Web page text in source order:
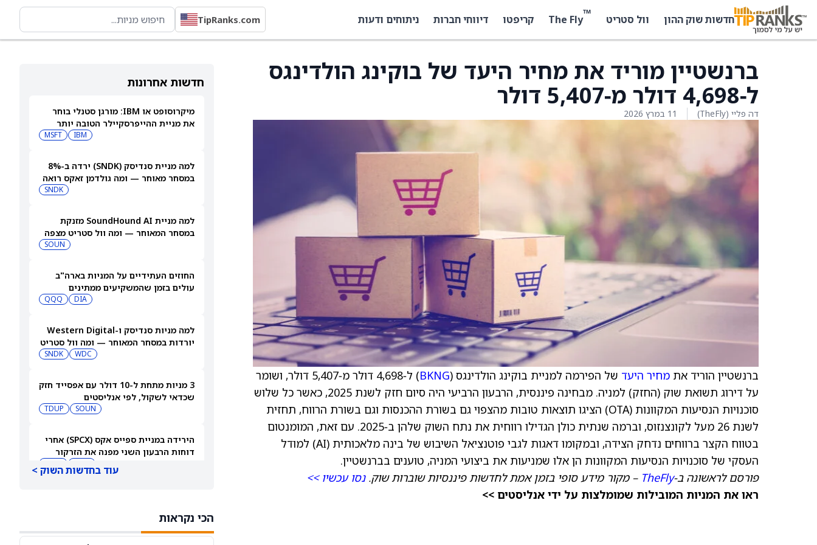
חדשות שוק ההון וול סטריט ™
The Fly קריפטו דיווחי חברות ניתוחים ודעות TipRanks.com
חדשות אחרונות
מיקרוסופט או IBM: מורגן סטנלי בוחר
את מניית ההייפרסקיילר הטובה יותר
IBM
MSFT
למה מניית סנדיסק (SNDK) ירדה ב-8%
במסחר מאוחר — ומה גולדמן זאקס רואה
SNDK
למה מניית SoundHound AI מזנקת
במסחר המאוחר — ומה וול סטריט מצפה
SOUN
החוזים העתידיים על המניות בארה"ב
עולים בזמן שהמשקיעים ממתינים
DIA
QQQ
למה מניות סנדיסק ו-Western Digital
יורדות במסחר המאוחר — ומה וול סטריט
WDC
SNDK
3 מניות מתחת ל-10 דולר עם אפסייד חזק
שכדאי לשקול, לפי אנליסטים
SOUN
TDUP
הירידה במניית ספייס אקס (SPCX) אחרי
דוחות הרבעון השני מפנה את הזרקור
לקרנות סל חלל עם חשיפה גבוהה
מחירי היעד. הנה הסיבה
עוד בחדשות השוק >
הכי נקראות
ברנשטיין מוריד את מחיר היעד של בוקינג הולדינגס
ל‑4,698 דולר מ‑5,407 דולר
דה פליי (TheFly) 11 במרץ 2026
ברנשטיין הוריד את מחיר היעד של הפירמה למניית בוקינג הולדינגס (BKNG
) ל‑4,698 דולר מ‑5,407 דולר, ושומר
על דירוג תשואת שוק (החזק) למניה. מבחינה פיננסית, הרבעון הרביעי היה סיום חזק לשנת 2025, כאשר כל שלוש
סוכנויות הנסיעות המקוונות (OTA) הציגו תוצאות טובות מהצפוי גם בשורת ההכנסות וגם בשורת הרווח, תחזית
לשנת 26 מעל לקונצנזוס, וברמה שנתית כולן הגדילו רווחית את נתח השוק שלהן ב‑2025. עם זאת, המומנטום
בטווח הקצר ברווחים נדחק הצידה, ובמקומו דאגות לגבי פוטנציאל השיבוש של בינה מלאכותית (AI) למודל
העסקי של סוכנויות הנסיעות המקוונות הן אלו שמניעות את ביצועי המניה, טוענים בברנשטיין.
פורסם לראשונה ב‑TheFly – מקור מידע סופי בזמן אמת לחדשות פיננסיות שוברות שוק.נסו עכשיו >>
ראו את המניות המובילות שמומלצות על ידי אנליסטים >>